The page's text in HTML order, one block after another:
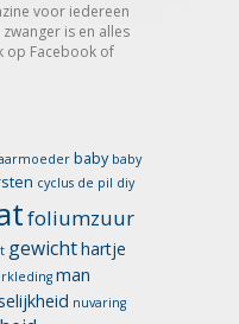
voor iedereen
is en alles
op Facebook of
baby baby
cyclus de pil diy
foliumzuur
gewichthartje
man
nuvaring